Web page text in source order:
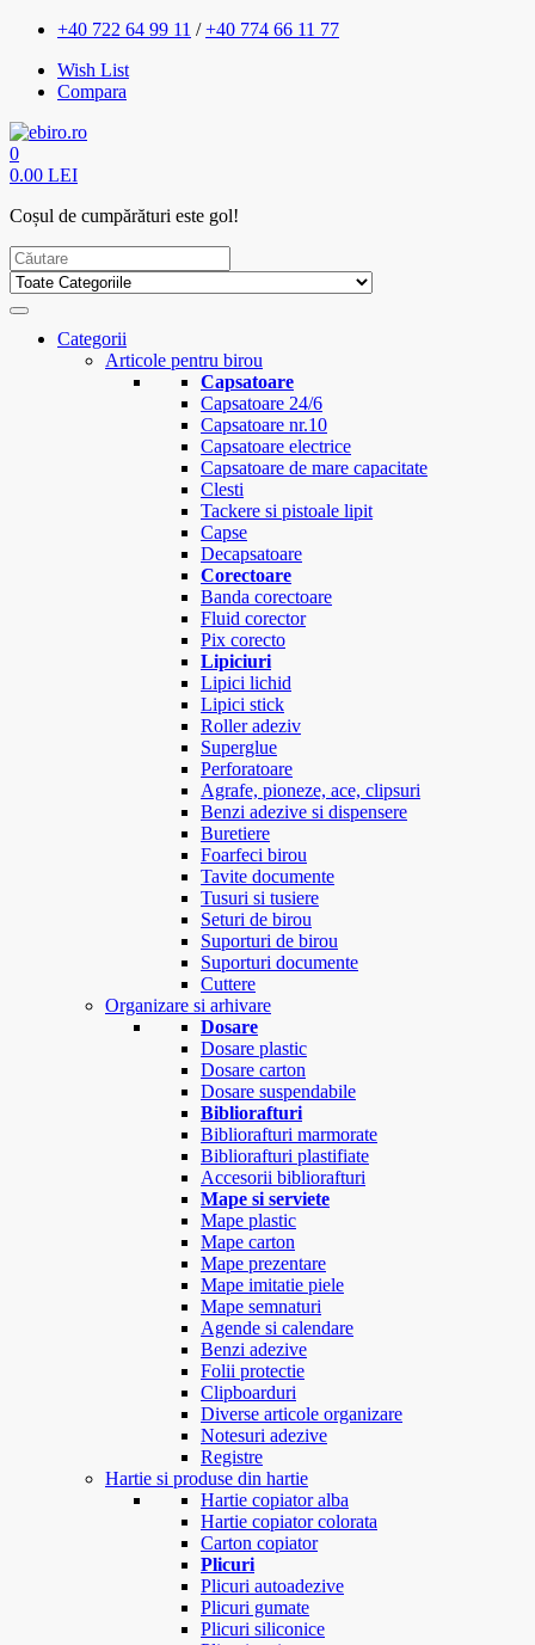
+40 722 64 99 11 /+40 774 66 11 77
Wish List
Compara
0
0.00 LEI
Coșul de cumpărături este gol!
Categorii
Articole pentru birou
Capsatoare
Capsatoare 24/6
Capsatoare nr.10
Capsatoare electrice
Capsatoare de mare capacitate
Clesti
Tackere si pistoale lipit
Capse
Decapsatoare
Corectoare
Banda corectoare
Fluid corector
Pix corecto
Lipiciuri
Lipici lichid
Lipici stick
Roller adeziv
Superglue
Perforatoare
Agrafe, pioneze, ace, clipsuri
Benzi adezive si dispensere
Buretiere
Foarfeci birou
Tavite documente
Tusuri si tusiere
Seturi de birou
Suporturi de birou
Suporturi documente
Cuttere
Organizare si arhivare
Dosare
Dosare plastic
Dosare carton
Dosare suspendabile
Bibliorafturi
Bibliorafturi marmorate
Bibliorafturi plastifiate
Accesorii bibliorafturi
Mape si serviete
Mape plastic
Mape carton
Mape prezentare
Mape imitatie piele
Mape semnaturi
Agende si calendare
Benzi adezive
Folii protectie
Clipboarduri
Diverse articole organizare
Notesuri adezive
Registre
Hartie si produse din hartie
Hartie copiator alba
Hartie copiator colorata
Carton copiator
Plicuri
Plicuri autoadezive
Plicuri gumate
Plicuri siliconice